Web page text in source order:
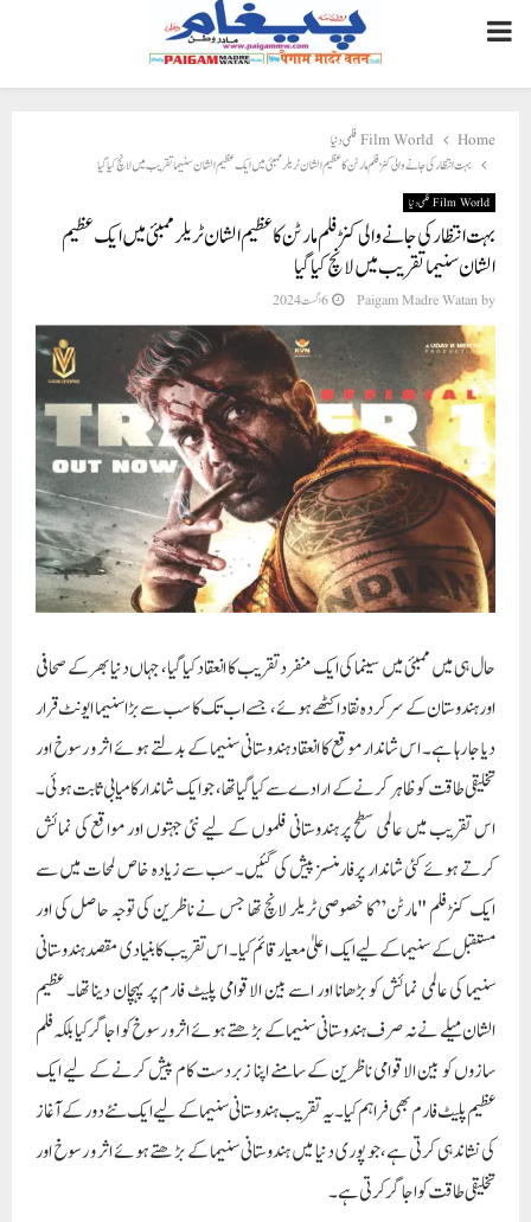
PRIMARY
MENU
Home
Film World فلمی دنیا
بہت انتظار کی جانے والی کنڑ فلم مارٹن کا عظیم الشان ٹریلر ممبئی میں ایک عظیم الشان سنیما تقریب میں لانچ کیا گیا
Film World فلمی دنیا
بہت انتظار کی جانے والی کنڑ فلم مارٹن کا عظیم الشان ٹریلر ممبئی میں ایک عظیم
الشان سنیما تقریب میں لانچ کیا گیا
by
Paigam Madre Watan 6 اگست 2024
حال ہی میں ممبئی میں سینما کی ایک منفرد تقریب کا انعقاد کیا گیا، جہاں دنیا بھر کے صحافی
اور ہندوستان کے سرکردہ نقاد اکٹھے ہوئے، جسے اب تک کا سب سے بڑا سنیما ایونٹ قرار
دیا جا رہا ہے۔ اس شاندار موقع کا انعقاد ہندوستانی سنیما کے بدلتے ہوئے اثر و رسوخ اور
تخلیقی طاقت کو ظاہر کرنے کے ارادے سے کیا گیا تھا، جو ایک شاندار کامیابی ثابت ہوئی۔
اس تقریب میں عالمی سطح پر ہندوستانی فلموں کے لیے نئی جہتوں اور مواقع کی نمائش
کرتے ہوئے کئی شاندار پرفارمنسز پیش کی گئیں۔ سب سے زیادہ خاص لمحات میں سے
ایک کنڑ فلم "مارٹن” کا خصوصی ٹریلر لانچ تھا جس نے ناظرین کی توجہ حاصل کی اور
مستقبل کے سنیما کے لیے ایک اعلیٰ معیار قائم کیا۔ اس تقریب کا بنیادی مقصد ہندوستانی
سنیما کی عالمی نمائش کو بڑھانا اور اسے بین الاقوامی پلیٹ فارم پر پہچان دینا تھا۔ عظیم
الشان میلے نے نہ صرف ہندوستانی سنیما کے بڑھتے ہوئے اثر و رسوخ کو اجاگر کیا بلکہ فلم
سازوں کو بین الاقوامی ناظرین کے سامنے اپنا زبردست کام پیش کرنے کے لیے ایک
عظیم پلیٹ فارم بھی فراہم کیا۔ یہ تقریب ہندوستانی سنیما کے لیے ایک نئے دور کے آغاز
کی نشاندہی کرتی ہے، جو پوری دنیا میں ہندوستانی سنیما کے بڑھتے ہوئے اثر و رسوخ اور
تخلیقی طاقت کو اجاگر کرتی ہے۔